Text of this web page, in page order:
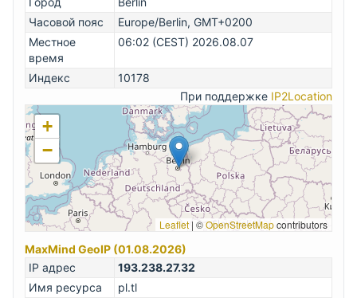
Часовой пояс
Europe/Berlin, GMT+0200
Местное
время
06:02 (CEST) 2026.08.07
Индекс
10178
При поддержке IP2Location
+
−
Leaflet | ©OpenStreetMapcontributors
MaxMind GeoIP (01.08.2026)
IP адрес
193.238.27.32
Имя ресурса
pl.tl